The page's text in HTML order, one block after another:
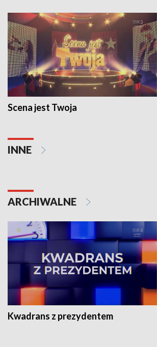
Scena jest Twoja
INNE
ARCHIWALNE
Kwadrans z prezydentem